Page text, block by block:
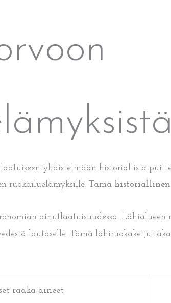
yhdistelmään historiallisia
ruokailuelämyksille. Tämä
ainutlaatuisuudessa.
lautaselle. Tämä lähiruokaketju
raaka-aineet